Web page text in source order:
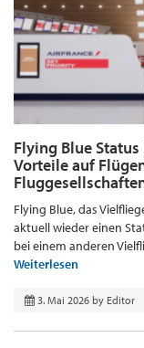
Flying Blue
Vorteile auf
Flying Blue, das
aktuell wieder einen
bei einem anderen
Weiterlesen
3. Mai 2026 by Editor